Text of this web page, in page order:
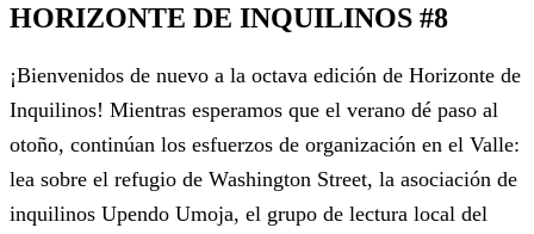
HORIZONTE DE INQUILINOS #8
¡Bienvenidos de nuevo a la octava edición de Horizonte de
Inquilinos! Mientras esperamos que el verano dé paso al
otoño, continúan los esfuerzos de organización en el Valle:
lea sobre el refugio de Washington Street, la asociación de
inquilinos Upendo Umoja, el grupo de lectura local del